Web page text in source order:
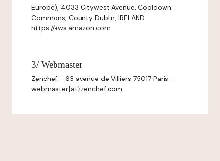
Europe), 4033 Citywest Avenue, Cooldown
Commons, County Dublin, IRELAND
https://aws.amazon.com
3/ Webmaster
Zenchef - 63 avenue de Villiers 75017 Paris –
webmaster{at}zenchef.com